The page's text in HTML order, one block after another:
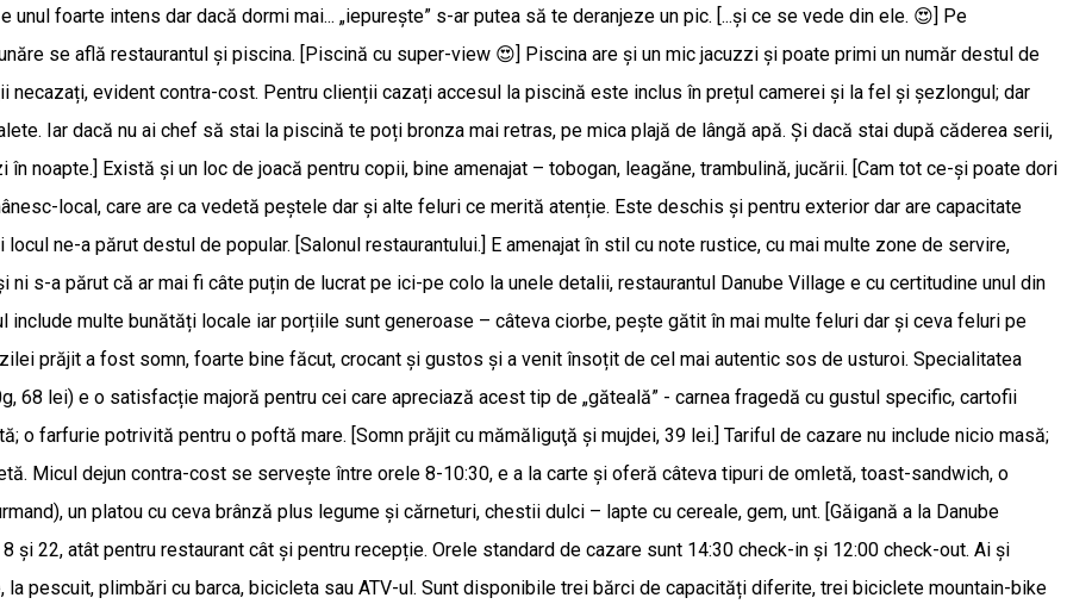
foarte intens dar dacă dormi mai... „iepurește” s-ar putea să te deranjeze un pic. [...şi ce se vede din ele. 😍] Pe
se află restaurantul și piscina. [Piscină cu super-view 😍] Piscina are și un mic jacuzzi și poate primi un număr destul de
evident contra-cost. Pentru clienții cazați accesul la piscină este inclus în prețul camerei și la fel și șezlongul; dar
Iar dacă nu ai chef să stai la piscină te poți bronza mai retras, pe mica plajă de lângă apă. Și dacă stai după căderea serii,
noapte.] Există și un loc de joacă pentru copii, bine amenajat – tobogan, leagăne, trambulină, jucării. [Cam tot ce-şi poate dori
local, care are ca vedetă peștele dar și alte feluri ce merită atenție. Este deschis și pentru exterior dar are capacitate
ne-a părut destul de popular. [Salonul restaurantului.] E amenajat în stil cu note rustice, cu mai multe zone de servire,
s-a părut că ar mai fi câte puțin de lucrat pe ici-pe colo la unele detalii, restaurantul Danube Village e cu certitudine unul din
include multe bunătăți locale iar porțiile sunt generoase – câteva ciorbe, pește gătit în mai multe feluri dar și ceva feluri pe
prăjit a fost somn, foarte bine făcut, crocant și gustos și a venit însoțit de cel mai autentic sos de usturoi. Specialitatea
68 lei) e o satisfacție majoră pentru cei care apreciază acest tip de „găteală” - carnea fragedă cu gustul specific, cartofii
o farfurie potrivită pentru o poftă mare. [Somn prăjit cu mămăliguţă şi mujdei, 39 lei.] Tariful de cazare nu include nicio masă;
Micul dejun contra-cost se servește între orele 8-10:30, e a la carte și oferă câteva tipuri de omletă, toast-sandwich, o
un platou cu ceva brânză plus legume și cărneturi, chestii dulci – lapte cu cereale, gem, unt. [Găigană a la Danube
22, atât pentru restaurant cât și pentru recepție. Orele standard de cazare sunt 14:30 check-in și 12:00 check-out. Ai și
pescuit, plimbări cu barca, bicicleta sau ATV-ul. Sunt disponibile trei bărci de capacități diferite, trei biciclete mountain-bike